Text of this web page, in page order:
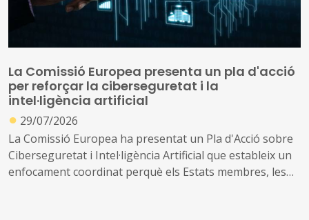
La Comissió Europea presenta un pla d'acció
per reforçar la ciberseguretat i la
intel·ligència artificial
● 29/07/2026
La Comissió Europea ha presentat un Pla d'Acció sobre
Ciberseguretat i Intel·ligència Artificial que estableix un
enfocament coordinat perquè els Estats membres, les